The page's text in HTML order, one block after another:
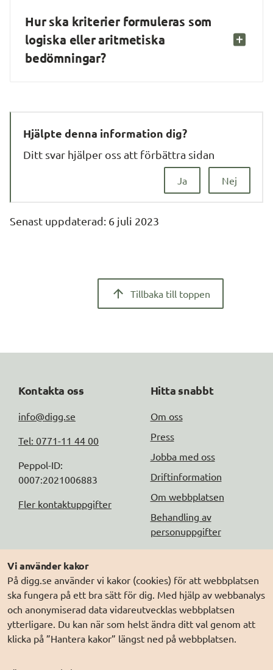
Vi använder kakor
På digg.se använder vi kakor (cookies) för att webbplatsen
ska fungera på ett bra sätt för dig. Med hjälp av webbanalys
och anonymiserad data vidareutvecklas webbplatsen
ytterligare. Du kan när som helst ändra ditt val genom att
klicka på ”Hantera kakor” längst ned på webbplatsen.
Hur ska kriterier formuleras som
logiska eller aritmetiska
bedömningar?
Hjälpte denna information dig?
Nej
Ja
Ditt svar hjälper oss att förbättra sidan
Senast uppdaterad: 6 juli 2023
Tillbaka till toppen
Kontakta oss
info@digg.se
Tel: 0771-11 44 00
Peppol-ID:
0007:2021006883
Fler kontaktuppgifter
Hitta snabbt
Om oss
Press
Jobba med oss
Driftinformation
Om webbplatsen
Behandling av
personuppgifter
Följ oss
DIGG på
Prenumerera på nyheter
DIGG på
LinkedIn
DIGG på
PressMachine
DIGG på
Digg play
Elegitimation.se
Min myndighetspost
Sveriges dataportal
Sweden Connect